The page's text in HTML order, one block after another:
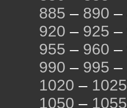
885 – 890 –
920 – 925 –
955 – 960 –
990 – 995 –
1020 – 1025
1050 – 1055